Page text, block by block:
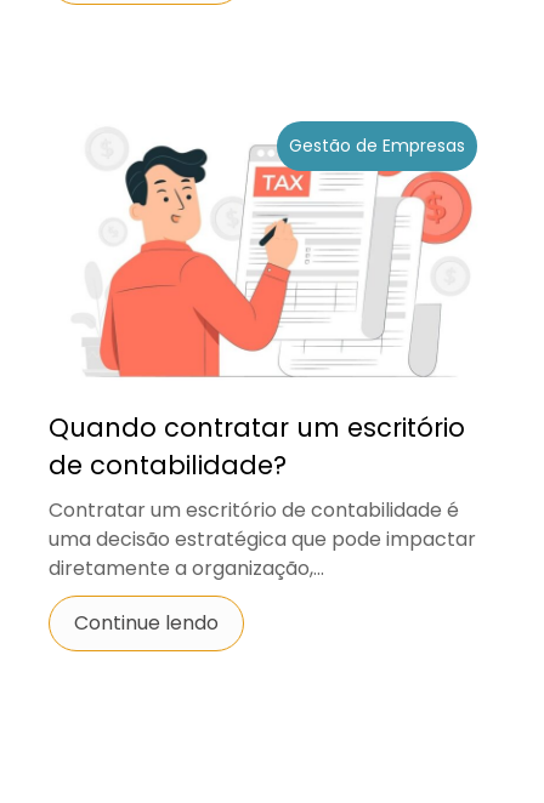
Gestão de Empresas
Quando contratar um escritório
de contabilidade?
Contratar um escritório de contabilidade é
uma decisão estratégica que pode impactar
diretamente a organização,...
Continue lendo